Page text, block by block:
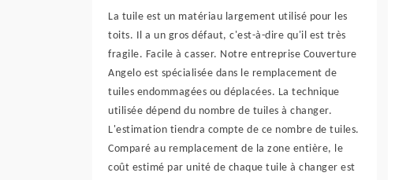
La tuile est un matériau largement utilisé pour les
toits. Il a un gros défaut, c'est-à-dire qu'il est très
fragile. Facile à casser. Notre entreprise Couverture
Angelo est spécialisée dans le remplacement de
tuiles endommagées ou déplacées. La technique
utilisée dépend du nombre de tuiles à changer.
L'estimation tiendra compte de ce nombre de tuiles.
Comparé au remplacement de la zone entière, le
coût estimé par unité de chaque tuile à changer est